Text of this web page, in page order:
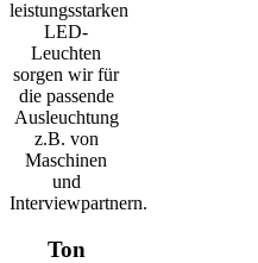
leistungsstarken
LED-
Leuchten
sorgen wir für
die passende
Ausleuchtung
z.B. von
Maschinen
und
Interviewpartnern.
Ton